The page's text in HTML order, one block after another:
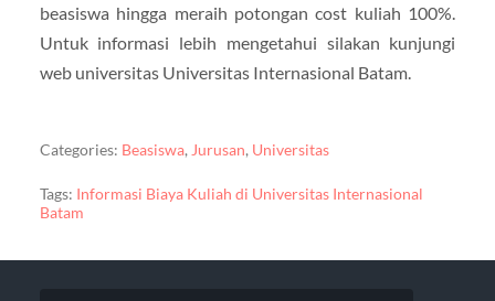
beasiswa hingga meraih potongan cost kuliah 100%.
Untuk informasi lebih mengetahui silakan kunjungi
web universitas Universitas Internasional Batam.
Categories: Beasiswa, Jurusan, Universitas
Tags: Informasi Biaya Kuliah di Universitas Internasional
Batam